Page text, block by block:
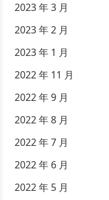
2023 年 3 月
2023 年 2 月
2023 年 1 月
2022 年 11 月
2022 年 9 月
2022 年 8 月
2022 年 7 月
2022 年 6 月
2022 年 5 月